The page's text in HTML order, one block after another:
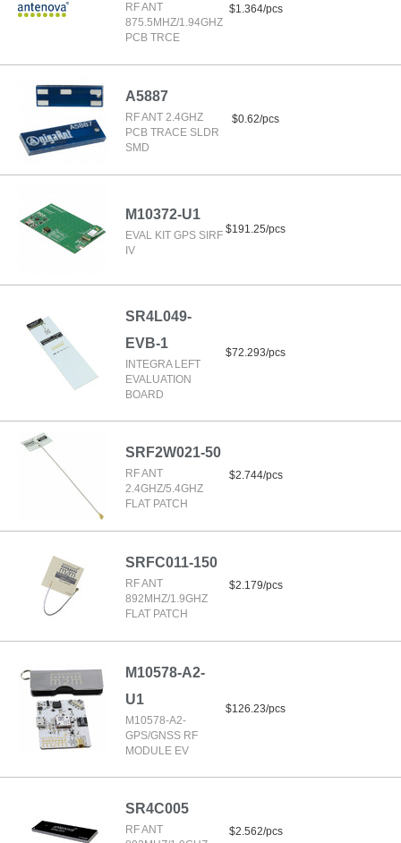
RF ANT
875.5MHZ/1.94GHZ
PCB TRCE
$1.364/pcs
A5887
RF ANT 2.4GHZ
PCB TRACE SLDR
SMD
$0.62/pcs
M10372-U1
EVAL KIT GPS SIRF
IV
$191.25/pcs
SR4L049-
EVB-1
INTEGRA LEFT
EVALUATION
BOARD
$72.293/pcs
SRF2W021-50
RF ANT
2.4GHZ/5.4GHZ
FLAT PATCH
$2.744/pcs
SRFC011-150
RF ANT
892MHZ/1.9GHZ
FLAT PATCH
$2.179/pcs
M10578-A2-
U1
M10578-A2-
GPS/GNSS RF
MODULE EV
$126.23/pcs
SR4C005
RF ANT
$2.562/pcs